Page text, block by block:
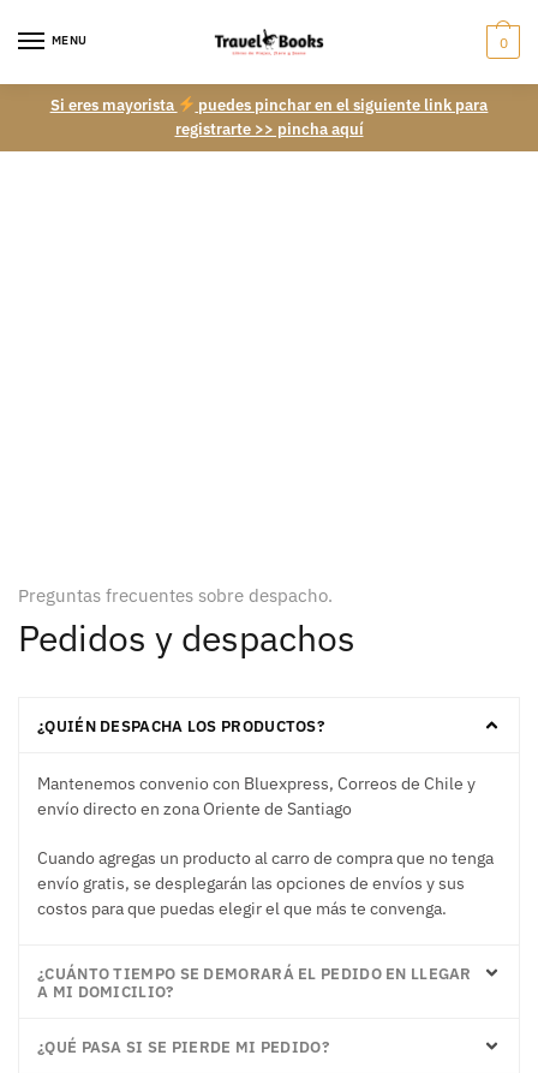
MENU 0
Si eres mayorista
puedes pinchar en el siguiente link para
registrarte >> pincha aquí
Preguntas frecuentes sobre despacho.
Pedidos y despachos
¿QUIÉN DESPACHA LOS PRODUCTOS?
Mantenemos convenio con Bluexpress, Correos de Chile y
envío directo en zona Oriente de Santiago
Cuando agregas un producto al carro de compra que no tenga
envío gratis, se desplegarán las opciones de envíos y sus
costos para que puedas elegir el que más te convenga.
¿CUÁNTO TIEMPO SE DEMORARÁ EL PEDIDO EN LLEGAR
A MI DOMICILIO?
¿QUÉ PASA SI SE PIERDE MI PEDIDO?